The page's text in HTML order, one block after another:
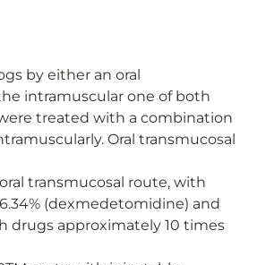
by either an oral
intramuscular one of both
treated with a combination
Oral transmucosal
transmucosal route, with
(dexmedetomidine) and
drugs approximately 10 times